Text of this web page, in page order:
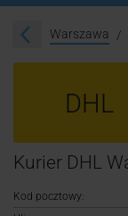
Warszawa
DHL
Kurier DHL
Kod pocztowy: